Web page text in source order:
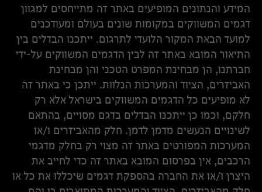
המידע והנתונים המופיעים באתר זה מתייחסים למגוון
דגמים המשווקים במקומות שונים בעולם ומעודכנים
למועד הבאת המקור הלועדי לתרגום. ייתכנו הבדלים בין
התיאור המובא באתר זה לבין הדגמים המשווקים על-ידי
חברתנו, הן מבחינת המפרט הטכני והן מבחינת
האביזרים, הציוד והמערכות הנלוות. ייתכן כי באתר זה
לא מופיעים כל הדגמים המשווקים בישראל אלא רק
חלקם, וכמו כן ייתכנו הבדלים בדגם מסויים, בהתאם
לשינויים הנעשים מדמן לדמן. חלק מהאביזרים ו/או
המערכות המפורטים באתר זה מצוי רק בחלק מדגמי
הרכבים, אין בפרסום המובא באתר זה כדי לחייב את
היצרן ו/או את החברה בהספקת דגמים שיכללו את כל או